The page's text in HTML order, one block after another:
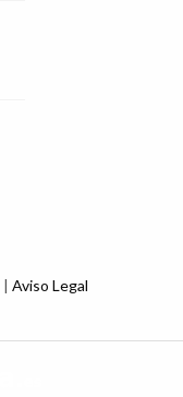
| Aviso Legal